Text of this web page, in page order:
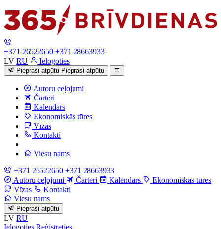
+371 26522650 +371 28663933
LV RU Ielogoties
Pieprasi atpūtu Pieprasi atpūtu
Autoru ceļojumi
Čarteri
Kalendārs
Ekonomiskās tūres
Vīzas
Kontakti
Viesu nams
+371 26522650 +371 28663933
Autoru ceļojumi
Čarteri Kalendārs
Ekonomiskās tūres
Vīzas
Kontakti
Viesu nams
Pieprasi atpūtu
LV RU
Ielogoties Reģistrēties